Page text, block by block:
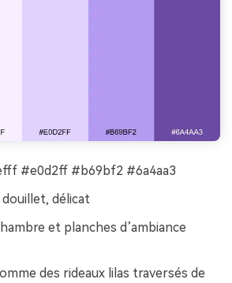
#e0d2ff #b69bf2 #6a4aa3
délicat
et planches d’ambiance
des rideaux lilas traversés de